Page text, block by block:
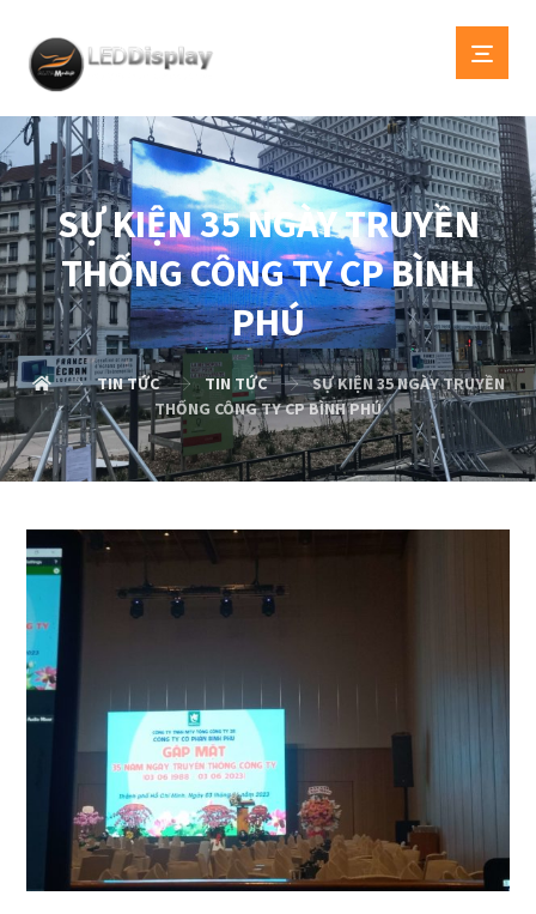
SỰ KIỆN 35 NGÀY TRUYỀN
THỐNG CÔNG TY CP BÌNH
PHÚ
TIN TỨC TIN TỨC
SỰ KIỆN 35 NGÀY TRUYỀN
THỐNG CÔNG TY CP BÌNH PHÚ